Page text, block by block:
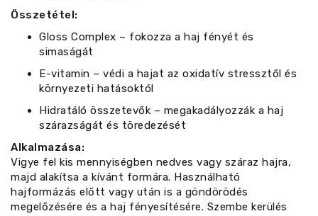
Összetétel:
Gloss Complex – fokozza a haj fényét és
simaságát
E-vitamin – védi a hajat az oxidatív stressztől és
környezeti hatásoktól
Hidratáló összetevők – megakadályozzák a haj
szárazságát és töredezését
Alkalmazása:
Vigye fel kis mennyiségben nedves vagy száraz hajra,
majd alakítsa a kívánt formára. Használható
hajformázás előtt vagy után is a göndörödés
megelőzésére és a haj fényesítésére. Szembe kerülés